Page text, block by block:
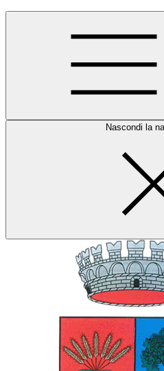
Nascondi la